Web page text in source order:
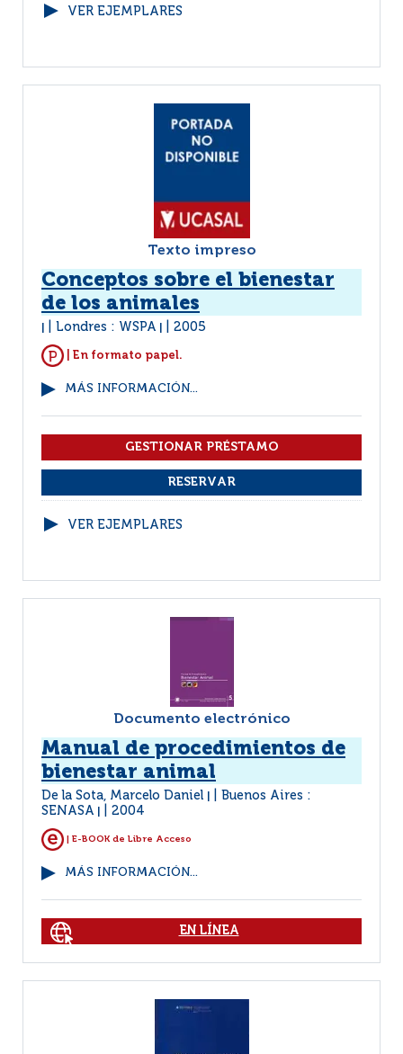
VER EJEMPLARES
Texto impreso
Conceptos sobre el bienestar
de los animales
Londres : WSPA 2005
| En formato papel.
MÁS INFORMACIÓN...
VER EJEMPLARES
Documento electrónico
Manual de procedimientos de
bienestar animal
De la Sota, Marcelo Daniel
Buenos Aires :
SENASA
2004
| E-BOOK de Libre Acceso
MÁS INFORMACIÓN...
EN LÍNEA